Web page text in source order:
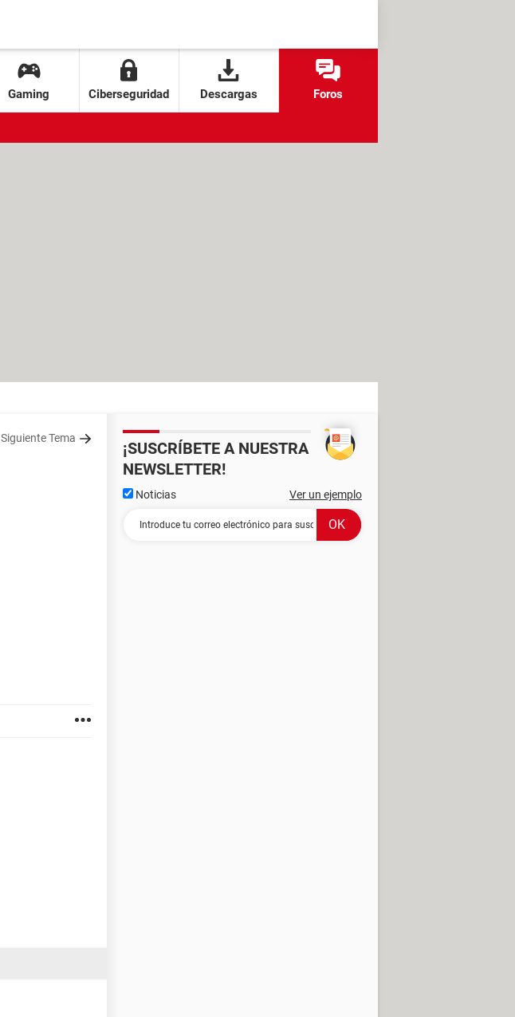
Gaming Ciberseguridad Descargas Foros
Siguiente Tema
¡SUSCRÍBETE A NUESTRA
NEWSLETTER!
Noticias Ver un ejemplo